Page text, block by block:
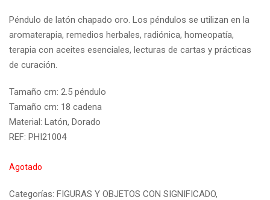
Péndulo de latón chapado oro. Los péndulos se utilizan en la
aromaterapia, remedios herbales, radiónica, homeopatía,
terapia con aceites esenciales, lecturas de cartas y prácticas
de curación.
Tamaño cm: 2.5 péndulo
Tamaño cm: 18 cadena
Material: Latón, Dorado
REF: PHI21004
Agotado
Categorías: FIGURAS Y OBJETOS CON SIGNIFICADO,